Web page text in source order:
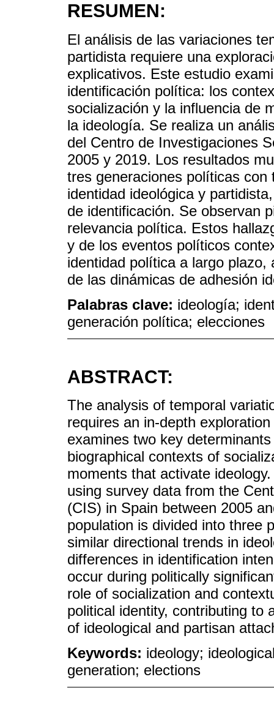
RESUMEN:
El análisis de las variaciones
partidista requiere una
explicativos. Este estudio
identificación política: los
socialización y la influencia de
la ideología. Se realiza un
del Centro de Investigaciones
2005 y 2019. Los resultados
tres generaciones políticas
identidad ideológica y
de identificación. Se observan
relevancia política. Estos
y de los eventos políticos
identidad política a largo
de las dinámicas de adhesión
Palabras clave: ideología;
generación política; elecciones
ABSTRACT:
The analysis of temporal
requires an in-depth
examines two key
biographical contexts of
moments that activate
using survey data from the
(CIS) in Spain between 2005
population is divided into three
similar directional trends in
differences in identification
occur during politically
role of socialization and
political identity, contributing to
of ideological and partisan
Keywords: ideology;
generation; elections